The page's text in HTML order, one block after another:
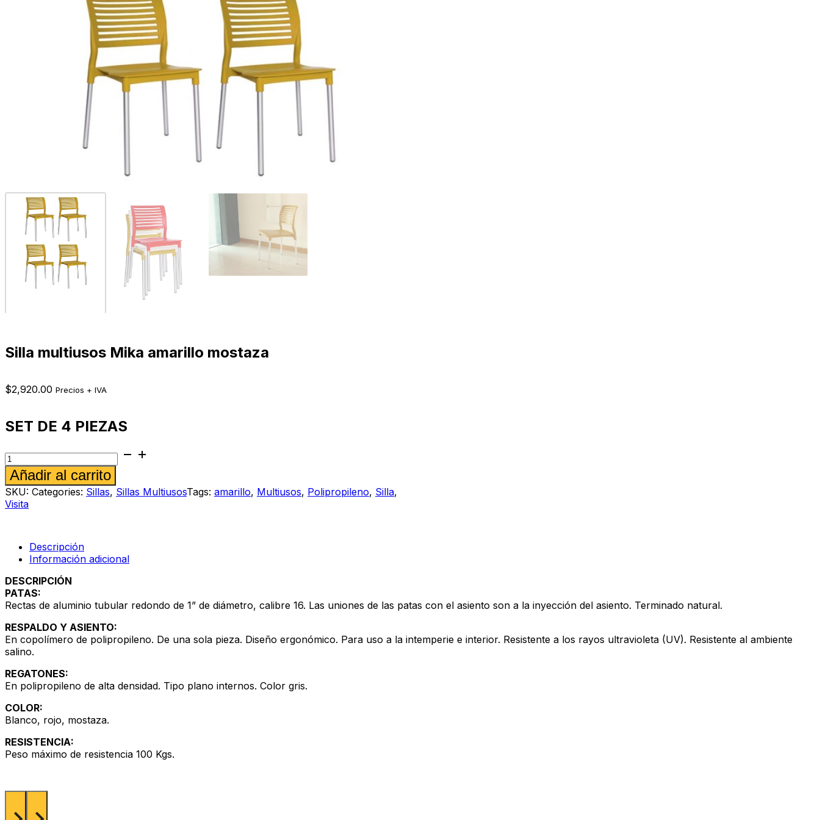
Silla multiusos Mika amarillo mostaza
$2,920.00 Precios + IVA
SET DE 4 PIEZAS
Silla
multiusos
Mika
amarillo
mostaza
cantidad
Añadir al carrito
SKU: Categories: Sillas, Sillas MultiusosTags: amarillo, Multiusos, Polipropileno, Silla,
Visita
Descripción
Información adicional
DESCRIPCIÓN
PATAS:
Rectas de aluminio tubular redondo de 1” de diámetro, calibre 16. Las uniones de las patas con el asiento son a la inyección del asiento. Terminado natural.
RESPALDO Y ASIENTO:
En copolímero de polipropileno. De una sola pieza. Diseño ergonómico. Para uso a la intemperie e interior. Resistente a los rayos ultravioleta (UV). Resistente al ambiente
salino.
REGATONES:
En polipropileno de alta densidad. Tipo plano internos. Color gris.
COLOR:
Blanco, rojo, mostaza.
RESISTENCIA:
Peso máximo de resistencia 100 Kgs.